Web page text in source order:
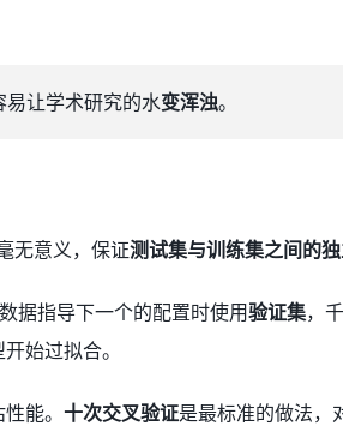
易让学术研究的水变浑浊。
无意义，保证测试集与训练集之间的
据指导下一个的配置时使用验证集，
始过拟合。
能。 十次交叉验证是最标准的做法，